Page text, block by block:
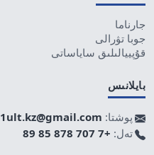
جارناما
جوبا تۋرالى
قۇپييالىلىق ساياساتى
بايلانىس
پوشتا: 1ult.kz@gmail.com
تەل: +7 707 878 85 89